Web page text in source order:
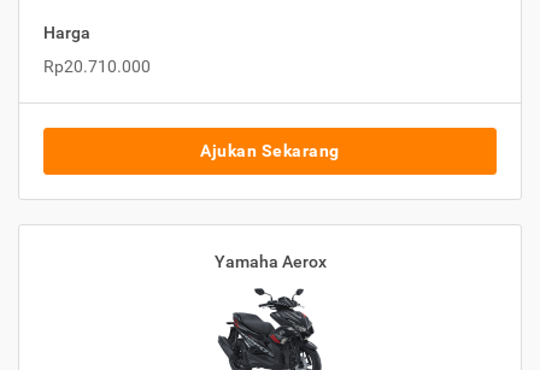
Harga
Rp20.710.000
Ajukan Sekarang
Yamaha Aerox